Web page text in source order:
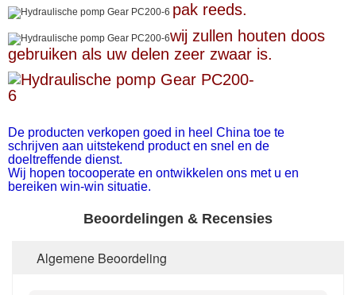
pak reeds.
wij zullen houten doos
gebruiken als uw delen zeer zwaar is.
De producten verkopen goed in heel China toe te
schrijven aan uitstekend product en snel en de
doeltreffende dienst.
Wij hopen tocooperate en ontwikkelen ons met u en
bereiken win-win situatie.
Beoordelingen & Recensies
Algemene Beoordeling